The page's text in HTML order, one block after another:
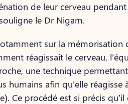
de leur cerveau pendant
le Dr Nigam.
sur la mémorisation
réagissait le cerveau,
une technique
humains afin qu’elle réagisse
Ce procédé est si précis